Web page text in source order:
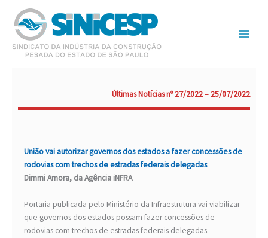
para
conteúdo
Últimas Notícias nº 27/2022 – 25/07/2022
União vai autorizar governos dos estados a fazer concessões de
rodovias com trechos de estradas federais delegadas
Dimmi Amora, da Agência iNFRA
Portaria publicada pelo Ministério da Infraestrutura vai viabilizar
que governos dos estados possam fazer concessões de
rodovias com trechos de estradas federais delegadas.